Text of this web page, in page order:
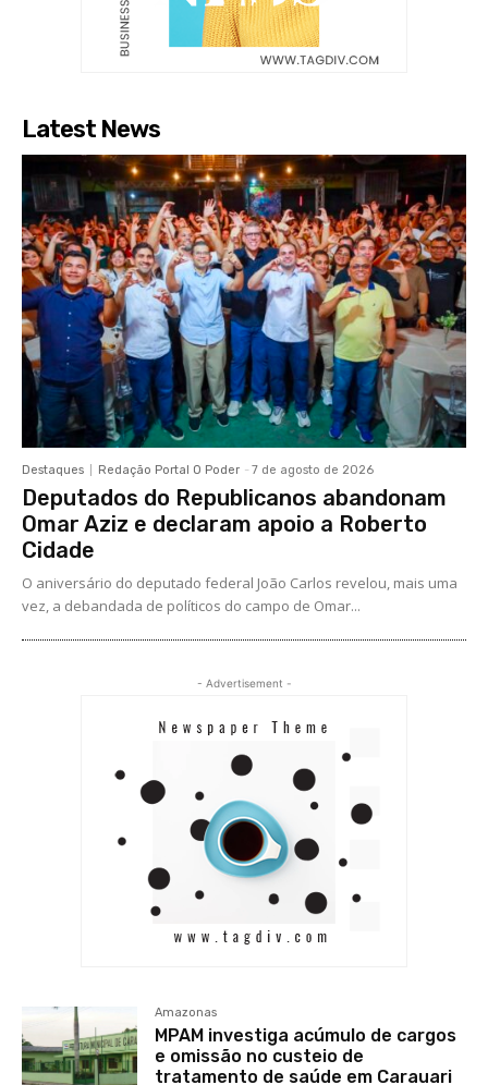
Latest News
Destaques Redação Portal O Poder - 7 de agosto de 2026
Deputados do Republicanos abandonam
Omar Aziz e declaram apoio a Roberto
Cidade
O aniversário do deputado federal João Carlos revelou, mais uma
vez, a debandada de políticos do campo de Omar...
- Advertisement -
Amazonas
MPAM investiga acúmulo de cargos
e omissão no custeio de
tratamento de saúde em Carauari